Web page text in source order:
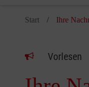
Start Ihre
Vorlesen